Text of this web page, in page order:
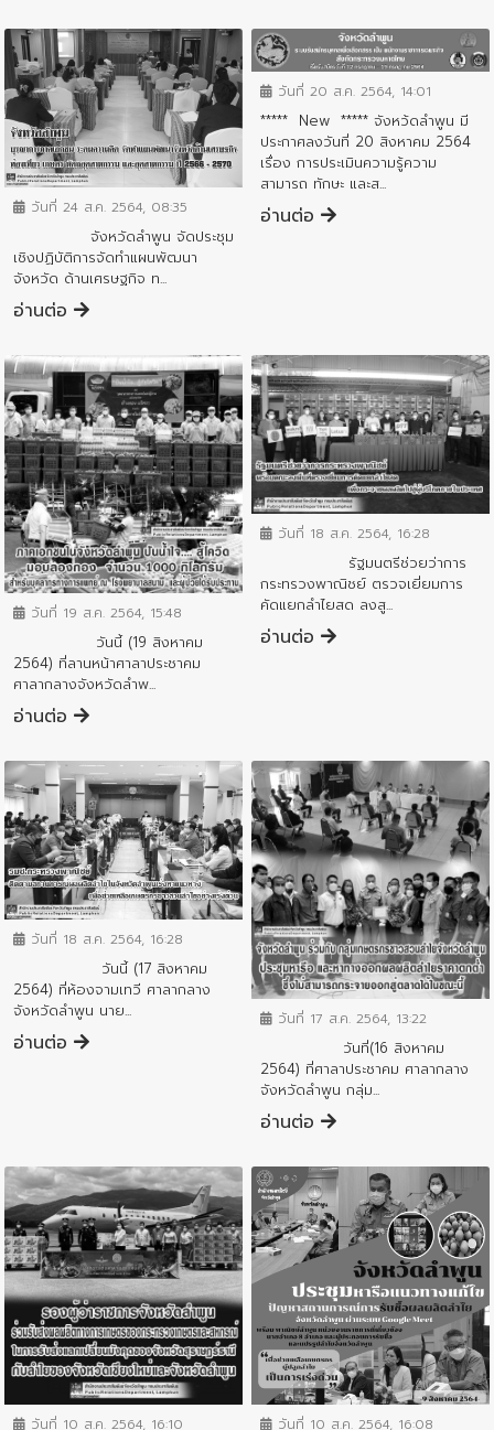
ข่าวประชาสัมพันธ์
วันที่ 24 ส.ค. 2564, 08:35
จังหวัดลำพูน จัดประชุม
เชิงปฏิบัติการจัดทำแผนพัฒนา
จังหวัด ด้านเศรษฐกิจ ท...
อ่านต่อ
ข่าวประชาสัมพันธ์
วันที่ 20 ส.ค. 2564, 14:01
***** New ***** จังหว้ดลำพูน มี
ประกาศลงวันที่ 20 สิงหาคม 2564
เรื่อง การประเมินความรู้ความ
สามารถ ทักษะ และส...
อ่านต่อ
ข่าวประชาสัมพันธ์
วันที่ 19 ส.ค. 2564, 15:48
วันนี้ (19 สิงหาคม
2564) ที่ลานหน้าศาลาประชาคม
ศาลากลางจังหวัดลำพ...
อ่านต่อ
ข่าวประชาสัมพันธ์
วันที่ 18 ส.ค. 2564, 16:28
รัฐมนตรีช่วยว่าการ
กระทรวงพาณิชย์ ตรวจเยี่ยมการ
คัดแยกลำไยสด ลงสู...
อ่านต่อ
ข่าวประชาสัมพันธ์
วันที่ 18 ส.ค. 2564, 16:28
วันนี้ (17 สิงหาคม
2564) ที่ห้องจามเทวี ศาลากลาง
จังหวัดลำพูน นาย...
อ่านต่อ
ข่าวประชาสัมพันธ์
วันที่ 17 ส.ค. 2564, 13:22
วันที่(16 สิงหาคม
2564) ที่ศาลาประชาคม ศาลากลาง
จังหวัดลำพูน กลุ่ม...
อ่านต่อ
ข่าวประชาสัมพันธ์
วันที่ 10 ส.ค. 2564, 16:10
ข่าวประชาสัมพันธ์
วันที่ 10 ส.ค. 2564, 16:08